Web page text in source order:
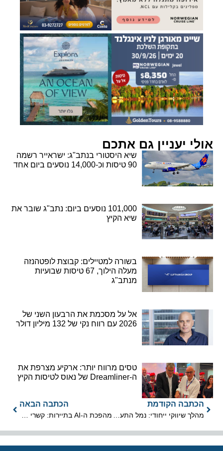
אולי יעניין גם אתכם
שיא היסטורי בנתב"ג: ישראייר רשמה
90 טיסות וכ-14,000 נוסעים ביום אחד
101,000 נוסעים ביום: נתב"ג שובר את
שיא הקיץ
בשורה למטיילים: קבוצת לופטהנזה
מעלה הילוך, 67 טיסות שבועיות
מנתב"ג
אל על מסכמת את הרבעון השני של
2026 עם רווח נקי של 132 מיליון דולר
טסים מרווח יותר: ארקיע מצרפת את
ה-Dreamliner של נאוס לטיסות הקיץ
הכתבה הקודמת
מהלך שיווקי ייחודי: נמל התעופה הראשון בעולם בנושא פוקימון נפתח ביפן
הכתבה הבאה
מהפכת ה-AI בתיירות: קשרי תעופה ו-VibeTrip משתפות פעולה